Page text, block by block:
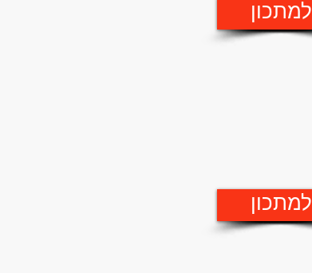
למתכון
למתכון